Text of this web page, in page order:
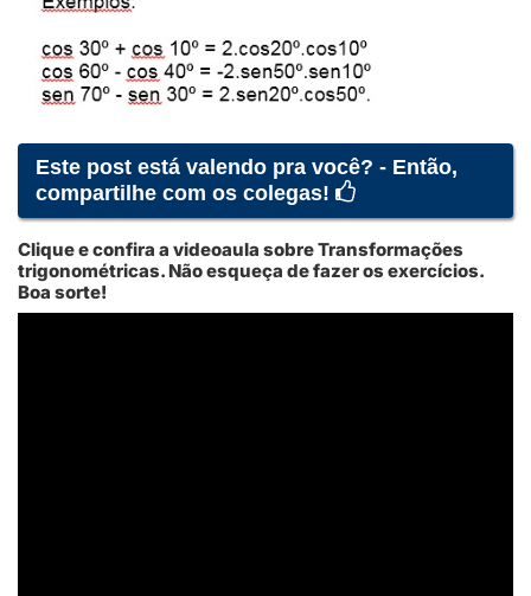
Este post está valendo pra você? - Então,
compartilhe com os colegas!
Clique e confira a videoaula sobreTransformações
trigonométricas. Não esqueça de fazer os exercícios.
Boa sorte!